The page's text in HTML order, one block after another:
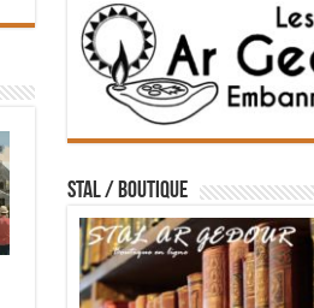
STAL / BOUTIQUE